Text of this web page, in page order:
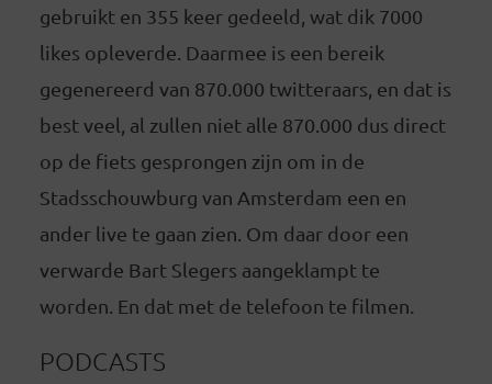
gebruikt en 355 keer gedeeld, wat dik 7000
likes opleverde. Daarmee is een bereik
gegenereerd van 870.000 twitteraars, en dat is
best veel, al zullen niet alle 870.000 dus direct
op de fiets gesprongen zijn om in de
Stadsschouwburg van Amsterdam een en
ander live te gaan zien. Om daar door een
verwarde Bart Slegers aangeklampt te
worden. En dat met de telefoon te filmen.
PODCASTS